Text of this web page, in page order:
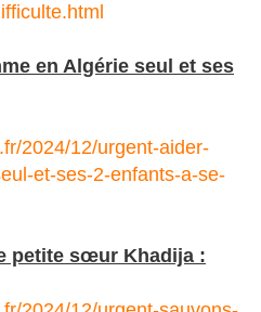
en Algérie seul et ses
2024/12/urgent-aider-
et-ses-2-enfants-a-se-
petite sœur Khadija :